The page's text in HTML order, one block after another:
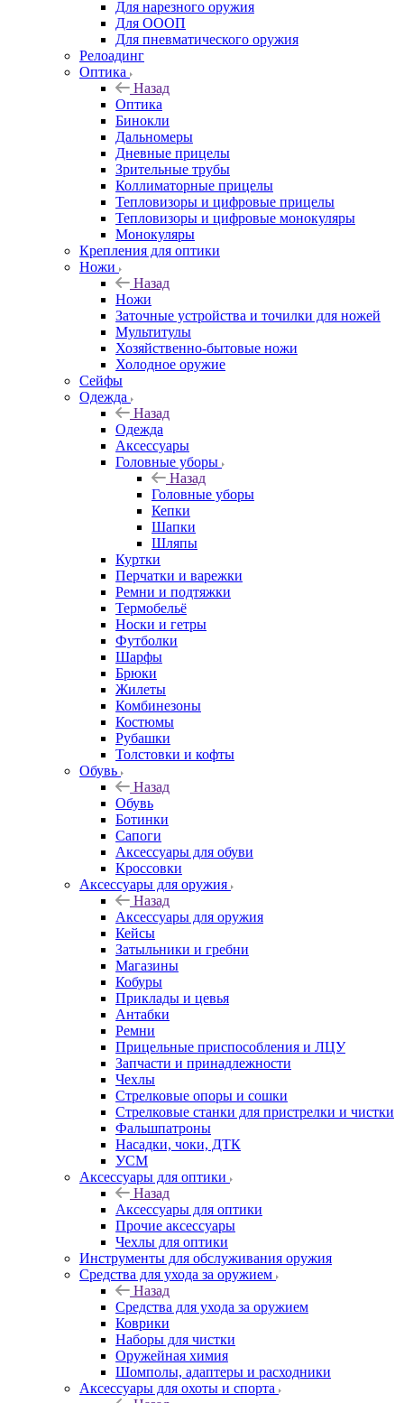
Для нарезного оружия
Для ОООП
Для пневматического оружия
Релоадинг
Оптика
Назад
Оптика
Бинокли
Дальномеры
Дневные прицелы
Зрительные трубы
Коллиматорные прицелы
Тепловизоры и цифровые прицелы
Тепловизоры и цифровые монокуляры
Монокуляры
Крепления для оптики
Ножи
Назад
Ножи
Заточные устройства и точилки для ножей
Мультитулы
Хозяйственно-бытовые ножи
Холодное оружие
Сейфы
Одежда
Назад
Одежда
Аксессуары
Головные уборы
Назад
Головные уборы
Кепки
Шапки
Шляпы
Куртки
Перчатки и варежки
Ремни и подтяжки
Термобельё
Носки и гетры
Футболки
Шарфы
Брюки
Жилеты
Комбинезоны
Костюмы
Рубашки
Толстовки и кофты
Обувь
Назад
Обувь
Ботинки
Сапоги
Аксессуары для обуви
Кроссовки
Аксессуары для оружия
Назад
Аксессуары для оружия
Кейсы
Затыльники и гребни
Магазины
Кобуры
Приклады и цевья
Антабки
Ремни
Прицельные приспособления и ЛЦУ
Запчасти и принадлежности
Чехлы
Стрелковые опоры и сошки
Стрелковые станки для пристрелки и чистки
Фальшпатроны
Насадки, чоки, ДТК
УСМ
Аксессуары для оптики
Назад
Аксессуары для оптики
Прочие аксессуары
Чехлы для оптики
Инструменты для обслуживания оружия
Средства для ухода за оружием
Назад
Средства для ухода за оружием
Коврики
Наборы для чистки
Оружейная химия
Шомполы, адаптеры и расходники
Аксессуары для охоты и спорта